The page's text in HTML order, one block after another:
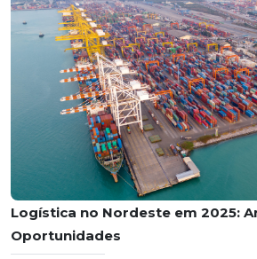
Logística no Nordeste em 2025:
Oportunidades